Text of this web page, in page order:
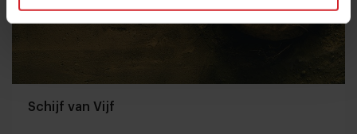
Schijf van Vijf